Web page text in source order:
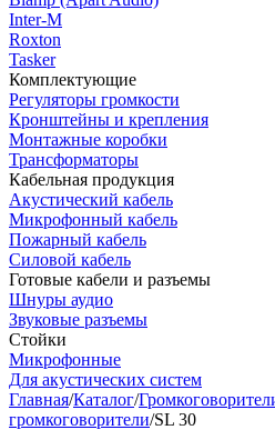
Inter-M
Roxton
Tasker
Комплектующие
Регуляторы громкости
Кронштейны и крепления
Монтажные коробки
Трансформаторы
Кабельная продукция
Акустический кабель
Микрофонный кабель
Пожарный кабель
Силовой кабель
Готовые кабели и разъемы
Шнуры аудио
Звуковые разъемы
Стойки
Микрофонные
Для акустических систем
Главная/Каталог/
громкоговорители/SL 30